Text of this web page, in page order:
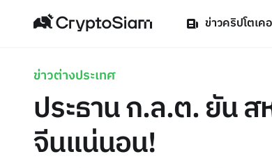
ข่าวคริปโตเค
ข่าวต่างประเทศ
ประธาน ก.ล.ต. ยัน
จีนแน่นอน!